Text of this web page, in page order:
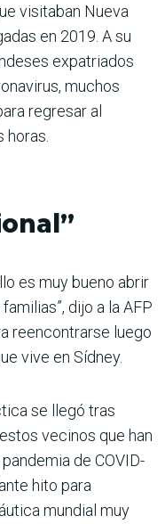
visitaban Nueva
en 2019. A su
expatriados
muchos
regresar al
es muy bueno abrir
dijo a la AFP
reencontrarse luego
vive en Sídney.
se llegó tras
vecinos que han
de COVID-
hito para
mundial muy